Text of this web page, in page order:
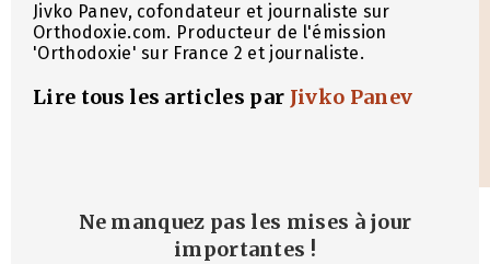
Jivko Panev, cofondateur et journaliste sur
Orthodoxie.com. Producteur de l'émission
'Orthodoxie' sur France 2 et journaliste.
Lire tous les articles par Jivko Panev
Ne manquez pas les mises à jour
importantes !